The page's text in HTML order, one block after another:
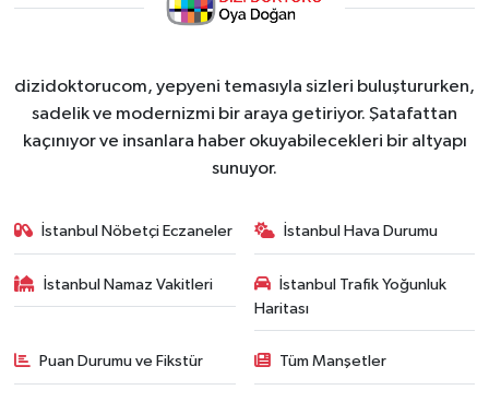
dizidoktorucom, yepyeni temasıyla sizleri buluştururken,
sadelik ve modernizmi bir araya getiriyor. Şatafattan
kaçınıyor ve insanlara haber okuyabilecekleri bir altyapı
sunuyor.
İstanbul Nöbetçi Eczaneler İstanbul Hava Durumu
İstanbul Namaz Vakitleri
İstanbul Trafik Yoğunluk
Haritası
Puan Durumu ve Fikstür Tüm Manşetler